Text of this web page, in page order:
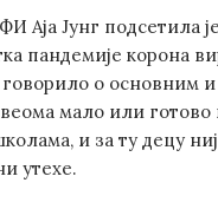
Аја Јунг подсетила
пандемије корона
говорило о основним
мало или готово
и за ту децу
утехе.